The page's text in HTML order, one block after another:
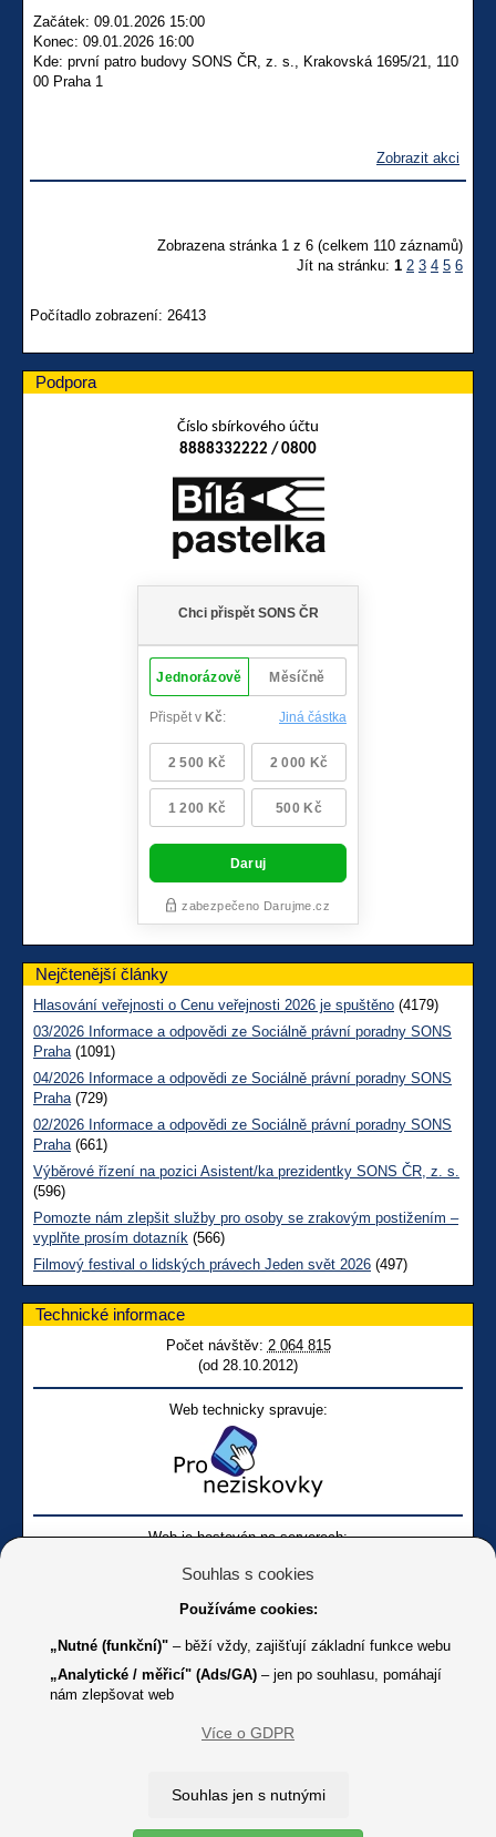
Začátek: 09.01.2026 15:00
Konec: 09.01.2026 16:00
Kde: první patro budovy SONS ČR, z. s., Krakovská 1695/21, 110
00 Praha 1
Zobrazit akci
Zobrazena stránka 1 z 6 (celkem 110 záznamů)
Jít na stránku: 1 2 3 4 5 6
Počítadlo zobrazení: 26413
Podpora
Číslo sbírkového účtu
8888332222 / 0800
Nejčtenější články
Hlasování veřejnosti o Cenu veřejnosti 2026 je spuštěno (4179)
03/2026 Informace a odpovědi ze Sociálně právní poradny SONS
Praha(1091)
04/2026 Informace a odpovědi ze Sociálně právní poradny SONS
Praha(729)
02/2026 Informace a odpovědi ze Sociálně právní poradny SONS
Praha(661)
Výběrové řízení na pozici Asistent/ka prezidentky SONS ČR, z. s.
(596)
Pomozte nám zlepšit služby pro osoby se zrakovým postižením –
vyplňte prosím dotazník (566)
Filmový festival o lidských právech Jeden svět 2026 (497)
Technické informace
Počet návštěv: 2 064 815
(od 28.10.2012)
Web technicky spravuje:
Web je hostován na serverech:
Online
Youtube SONS
K jakémukoliv užití textů a obrázků uvedených na tomto serveru je
Copyright © 2012 - 2026 SONS ČR, z. s.
Souhlas s cookies
Používáme cookies:
„Nutné (funkční)" – běží vždy, zajišťují základní funkce webu
„Analytické / měřicí" (Ads/GA) – jen po souhlasu, pomáhají
nám zlepšovat web
Více o GDPR
Souhlas jen s nutnými